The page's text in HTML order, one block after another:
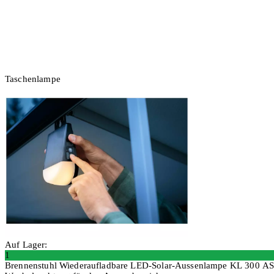
Taschenlampe
Auf Lager:
1
Brennenstuhl Wiederaufladbare LED-Solar-Aussenlampe KL 300 AS